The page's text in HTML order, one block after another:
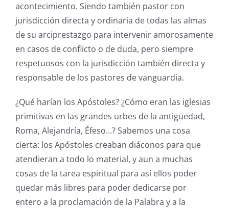
acontecimiento. Siendo también pastor con
jurisdicción directa y ordinaria de todas las almas
de su arciprestazgo para intervenir amorosamente
en casos de conflicto o de duda, pero siempre
respetuosos con la jurisdicción también directa y
responsable de los pastores de vanguardia.
¿Qué harían los Apóstoles? ¿Cómo eran las iglesias
primitivas en las grandes urbes de la antigüedad,
Roma, Alejandría, Éfeso…? Sabemos una cosa
cierta: los Apóstoles creaban diáconos para que
atendieran a todo lo material, y aun a muchas
cosas de la tarea espiritual para así ellos poder
quedar más libres para poder dedicarse por
entero a la proclamación de la Palabra y a la